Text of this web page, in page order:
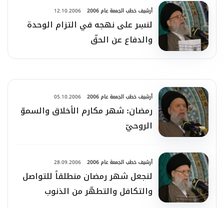
أرشيف خطب الجمعة عام 2006 12.10.2006
لنسِر على نهجه في التزام الوحدة
والدفاع عن الحقّ
أرشيف خطب الجمعة عام 2006 05.10.2006
رمضان: شهر مكارم الأخلاق والسموّ
الروحيّ
أرشيف خطب الجمعة عام 2006 28.09.2006
لنجعل شهر رمضان منطلقاً للتواصل
والتكافل والتطهّر من الذنوب